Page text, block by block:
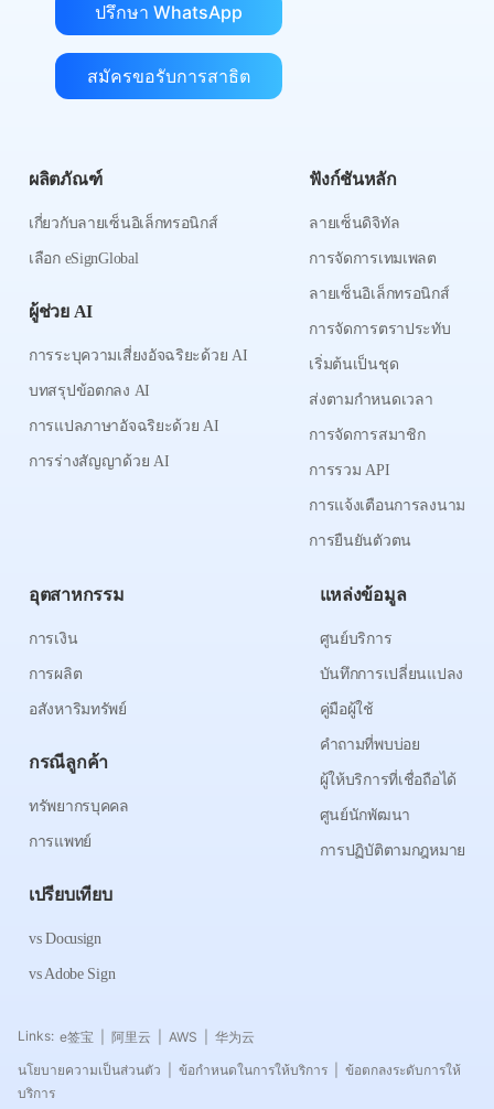
ปรึกษา WhatsApp
สมัครขอรับการสาธิต
ผลิตภัณฑ์
เกี่ยวกับลายเซ็นอิเล็กทรอนิกส์
เลือก eSignGlobal
ผู้ช่วย AI
การระบุความเสี่ยงอัจฉริยะด้วย AI
บทสรุปข้อตกลง AI
การแปลภาษาอัจฉริยะด้วย AI
การร่างสัญญาด้วย AI
ฟังก์ชันหลัก
ลายเซ็นดิจิทัล
การจัดการเทมเพลต
ลายเซ็นอิเล็กทรอนิกส์
การจัดการตราประทับ
เริ่มต้นเป็นชุด
ส่งตามกำหนดเวลา
การจัดการสมาชิก
การรวม API
การแจ้งเตือนการลงนาม
การยืนยันตัวตน
อุตสาหกรรม
การเงิน
การผลิต
อสังหาริมทรัพย์
กรณีลูกค้า
ทรัพยากรบุคคล
การแพทย์
เปรียบเทียบ
vs Docusign
vs Adobe Sign
แหล่งข้อมูล
ศูนย์บริการ
บันทึกการเปลี่ยนแปลง
คู่มือผู้ใช้
คำถามที่พบบ่อย
ผู้ให้บริการที่เชื่อถือได้
ศูนย์นักพัฒนา
การปฏิบัติตามกฎหมาย
Links: e签宝 阿里云 AWS
华为云
นโยบายความเป็นส่วนตัว
ข้อกำหนดในการให้บริการ
ข้อตกลงระดับการให้
บริการ